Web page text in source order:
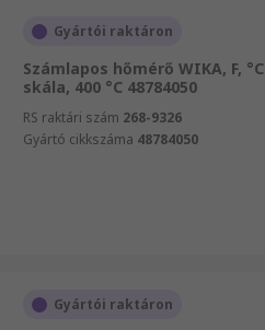
Gyártói raktáron
Számlapos hőmérő WIKA, F, °C
skála, 400 °C 48784050
RS raktári szám 268-9326
Gyártó cikkszáma 48784050
Gyártói raktáron